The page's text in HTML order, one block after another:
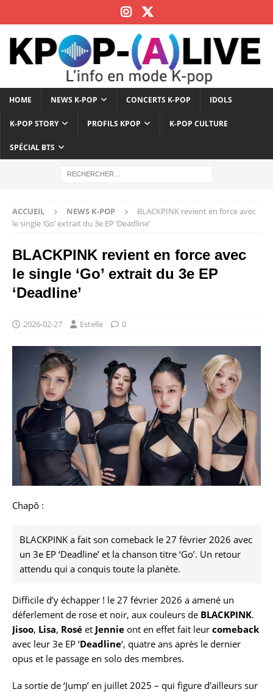
HOME NEWS K-POP CONCERTS K-POP IDOLS
K-POP STORY PROFILS KPOP K-POP CULTURE
SPÉCIAL BTS
ACCUEIL NEWS K-POP
BLACKPINK revient en force avec
le single ‘Go’ extrait du 3e EP ‘Deadline’
BLACKPINK revient en force avec
le single ‘Go’ extrait du 3e EP
‘Deadline’
2026-02-27 Estelle 0
Chapô :
BLACKPINK a fait son comeback le 27 février 2026 avec
un 3e EP ‘Deadline’ et la chanson titre ‘Go’. Un retour
attendu qui a conquis toute la planète.
Difficile d’y échapper ! le 27 février 2026 a amené un
déferlement de rose et noir, aux couleurs de BLACKPINK.
Jisoo, Lisa, Rosé et Jennie ont en effet fait leur comeback
avec leur 3e EP ‘Deadline‘, quatre ans après le dernier
opus et le passage en solo des membres.
La sortie de ‘Jump’ en juillet 2025 – qui figure d’ailleurs sur